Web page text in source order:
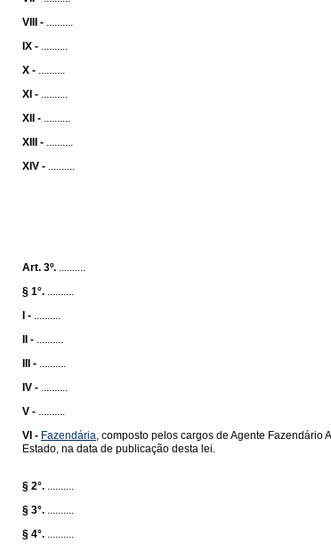
VIII - ..........
IX - ..........
X - ..........
XI - ..........
XII - ..........
XIII - ..........
XIV - ..........
Art. 3º. ..........
§ 1°. ..........
I - ..........
II - ..........
III - ..........
IV - ..........
V - ..........
VI - Fazendária, composto pelos cargos de Agente Fazendário
Estado, na data de publicação desta lei.
§ 2°. ..........
§ 3°. ..........
§ 4°. ..........